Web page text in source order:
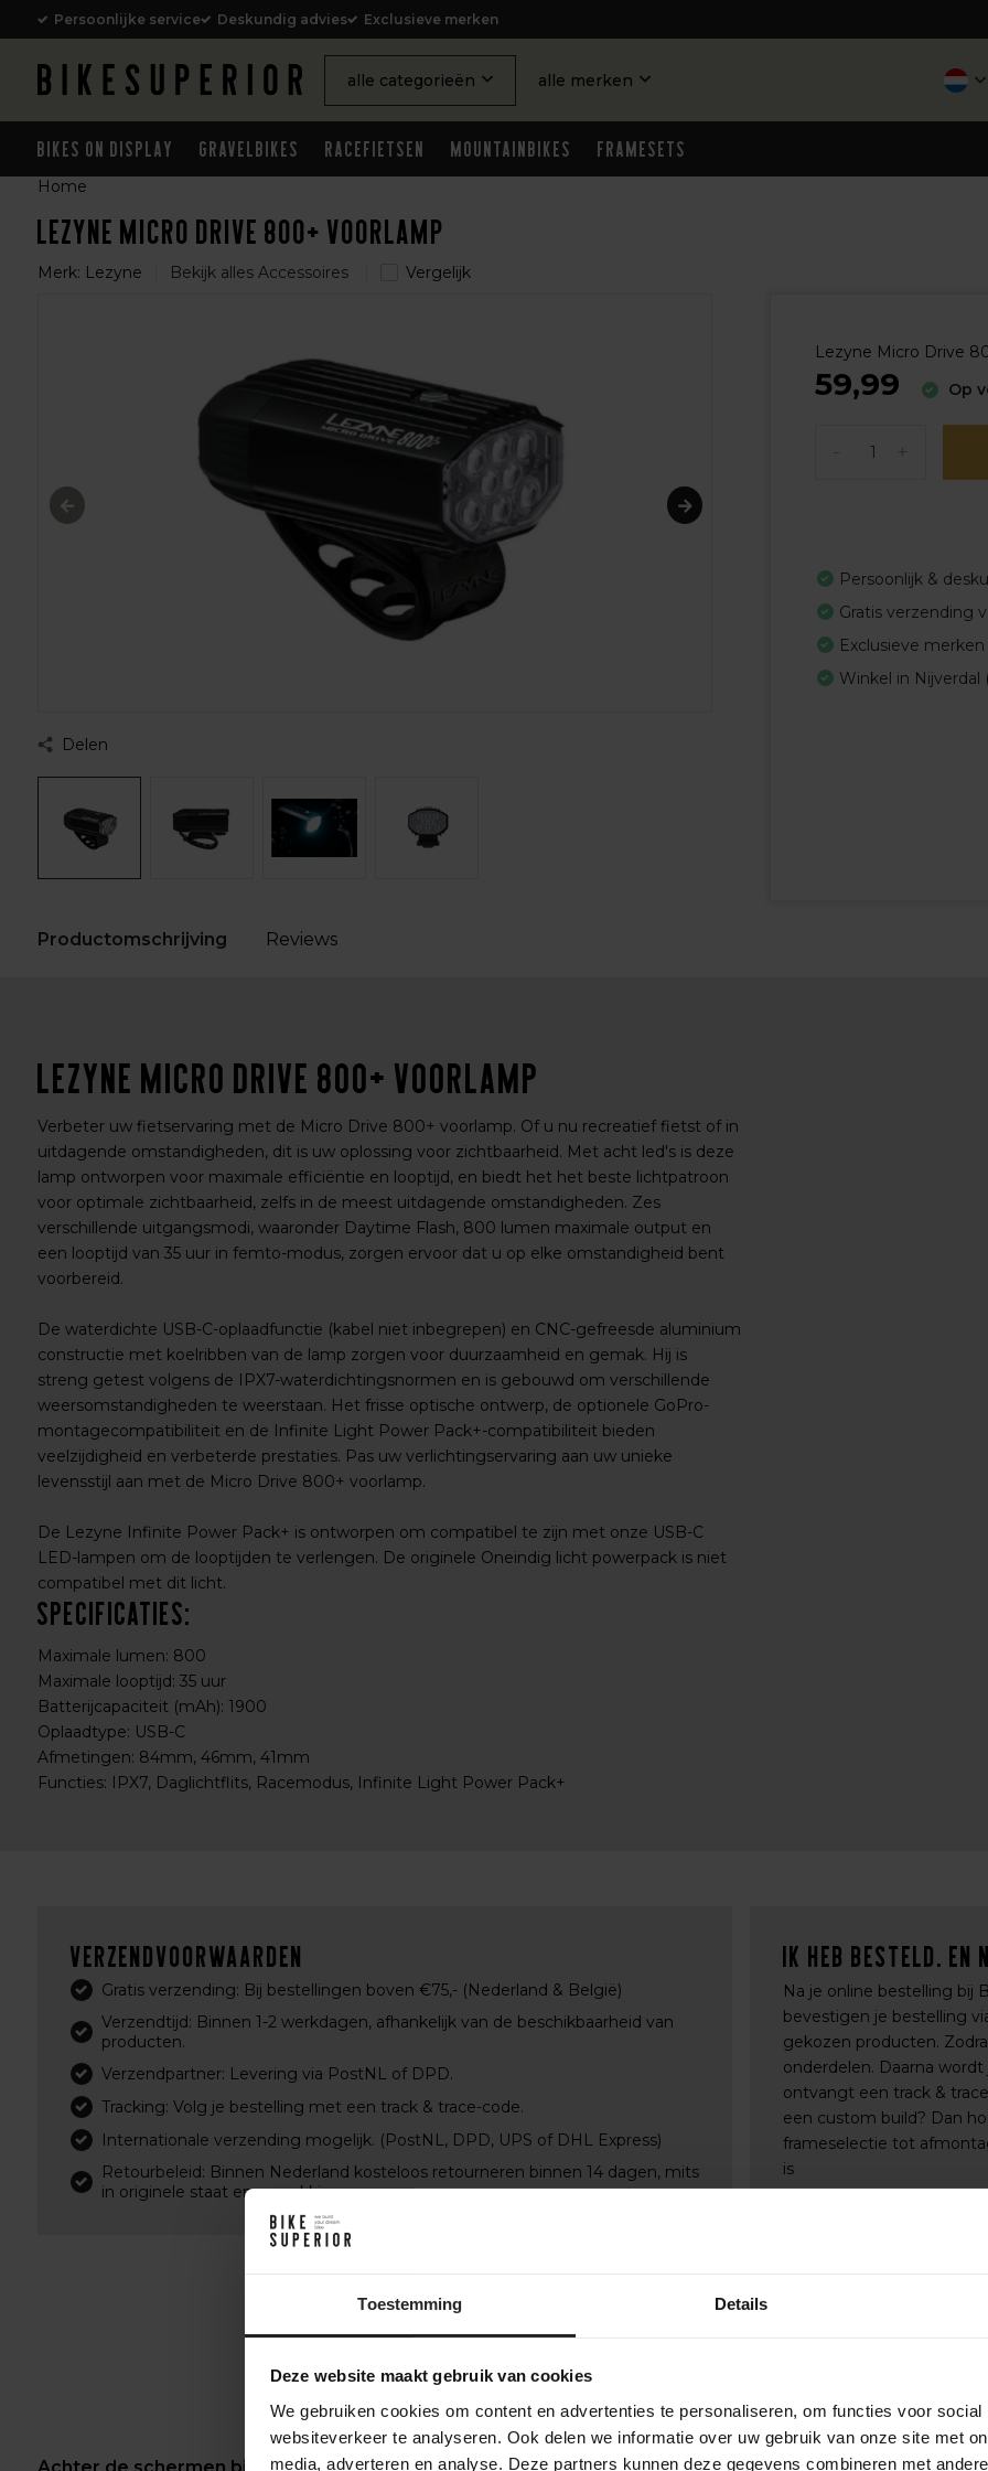
Toestemming Details
Deze website maakt gebruik van cookies
We gebruiken cookies om content en advertenties te personaliseren, om functies voor
websiteverkeer te analyseren. Ook delen we informatie over uw gebruik van onze site met
media, adverteren en analyse. Deze partners kunnen deze gegevens combineren met
Persoonlijke service Deskundig advies Exclusieve merken
alle categorieën alle merken
Bikes on Display Gravelbikes Racefietsen Mountainbikes Framesets
Home
Lezyne Micro Drive 800+ Voorlamp
Merk: Lezyne Bekijk alles Accessoires Vergelijk
Delen
Lezyne Micro Drive
59,99 Op
Persoonlijk &
Gratis verzending
Exclusieve merken
Winkel in Nijverdal
Productomschrijving Reviews
Lezyne Micro Drive 800+ Voorlamp
Verbeter uw fietservaring met de Micro Drive 800+ voorlamp. Of u nu recreatief fietst of in
uitdagende omstandigheden, dit is uw oplossing voor zichtbaarheid. Met acht led's is deze
lamp ontworpen voor maximale efficiëntie en looptijd, en biedt het het beste lichtpatroon
voor optimale zichtbaarheid, zelfs in de meest uitdagende omstandigheden. Zes
verschillende uitgangsmodi, waaronder Daytime Flash, 800 lumen maximale output en
een looptijd van 35 uur in femto-modus, zorgen ervoor dat u op elke omstandigheid bent
voorbereid.
De waterdichte USB-C-oplaadfunctie (kabel niet inbegrepen) en CNC-gefreesde aluminium
constructie met koelribben van de lamp zorgen voor duurzaamheid en gemak. Hij is
streng getest volgens de IPX7-waterdichtingsnormen en is gebouwd om verschillende
weersomstandigheden te weerstaan. Het frisse optische ontwerp, de optionele GoPro-
montagecompatibiliteit en de Infinite Light Power Pack+-compatibiliteit bieden
veelzijdigheid en verbeterde prestaties. Pas uw verlichtingservaring aan uw unieke
levensstijl aan met de Micro Drive 800+ voorlamp.
De Lezyne Infinite Power Pack+ is ontworpen om compatibel te zijn met onze USB-C
LED-lampen om de looptijden te verlengen. De originele Oneindig licht powerpack is niet
compatibel met dit licht.
Specificaties:
Maximale lumen: 800
Maximale looptijd: 35 uur
Batterijcapaciteit (mAh): 1900
Oplaadtype: USB-C
Afmetingen: 84mm, 46mm, 41mm
Functies: IPX7, Daglichtflits, Racemodus, Infinite Light Power Pack+
Verzendvoorwaarden
Gratis verzending: Bij bestellingen boven €75,- (Nederland & België)
Verzendtijd: Binnen 1-2 werkdagen, afhankelijk van de beschikbaarheid van
producten.
Verzendpartner: Levering via PostNL of DPD.
Tracking: Volg je bestelling met een track & trace-code.
Internationale verzending mogelijk. (PostNL, DPD, UPS of DHL Express)
Retourbeleid: Binnen Nederland kosteloos retourneren binnen 14 dagen, mits
in originele staat en verpakking.
Ik heb besteld. En
Na je online bestelling bij
bevestigen je bestelling
gekozen producten.
onderdelen. Daarna
ontvangt een track &
een custom build? Dan
frameselectie tot
is